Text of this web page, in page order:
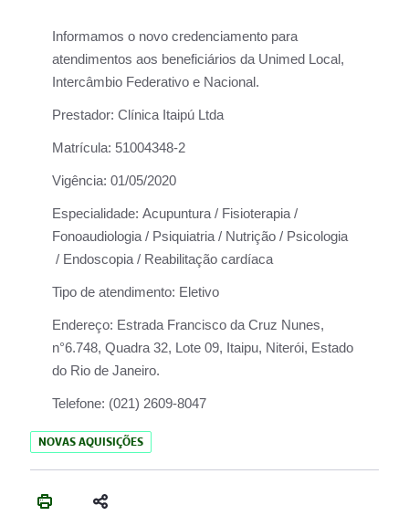
Informamos o novo credenciamento para
atendimentos aos beneficiários da Unimed Local,
Intercâmbio Federativo e Nacional.
Prestador: Clínica Itaipú Ltda
Matrícula: 51004348-2
Vigência: 01/05/2020
Especialidade: Acupuntura / Fisioterapia /
Fonoaudiologia / Psiquiatria / Nutrição / Psicologia
/ Endoscopia / Reabilitação cardíaca
Tipo de atendimento: Eletivo
Endereço: Estrada Francisco da Cruz Nunes,
n°6.748, Quadra 32, Lote 09, Itaipu, Niterói, Estado
do Rio de Janeiro.
Telefone: (021) 2609-8047
NOVAS AQUISIÇÕES